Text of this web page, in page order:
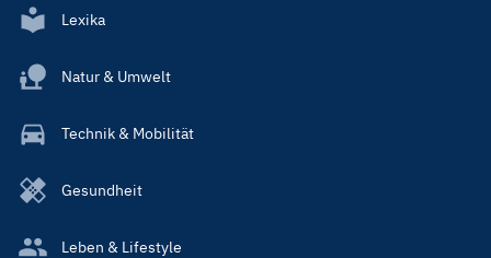
Lexika
Natur & Umwelt
Technik & Mobilität
Gesundheit
Leben & Lifestyle